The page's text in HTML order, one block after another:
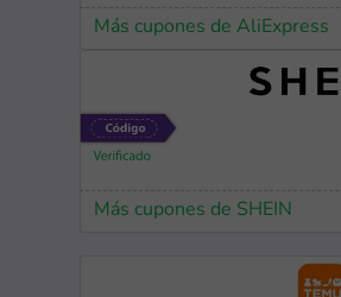
Más cupones de AliExpress
Más cupones de SHEIN